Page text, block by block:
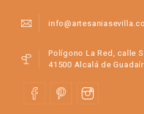
Polígono La Red, calle
41500 Alcalá de